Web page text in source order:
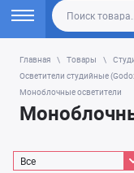
Главная Товары
Осветители студийные
Моноблочные осветители
Все